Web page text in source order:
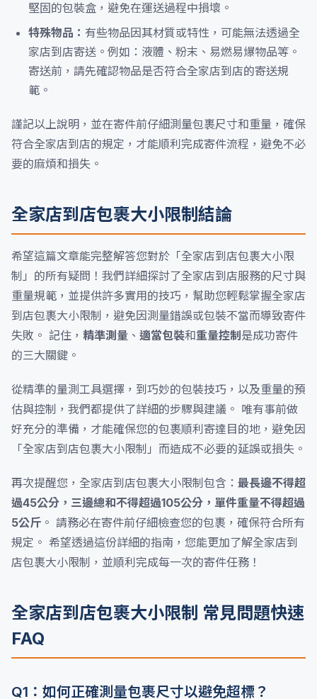
堅固的包裝盒，避免在運送過程中損壞。
特殊物品： 有些物品因其材質或特性，可能無法透過全
家店到店寄送。例如：液體、粉末、易燃易爆物品等。
寄送前，請先確認物品是否符合全家店到店的寄送規
範。
謹記以上說明，並在寄件前仔細測量包裹尺寸和重量，確保
符合全家店到店的規定，才能順利完成寄件流程，避免不必
要的麻煩和損失。
全家店到店包裹大小限制結論
希望這篇文章能完整解答您對於「全家店到店包裹大小限
制」的所有疑問！我們詳細探討了全家店到店服務的尺寸與
重量規範，並提供許多實用的技巧，幫助您輕鬆掌握全家店
到店包裹大小限制，避免因測量錯誤或包裝不當而導致寄件
失敗。 記住， 精準測量 、 適當包裝和重量控制是成功寄件
的三大關鍵。
從精準的量測工具選擇，到巧妙的包裝技巧，以及重量的預
估與控制，我們都提供了詳細的步驟與建議。 唯有事前做
好充分的準備，才能確保您的包裹順利寄達目的地，避免因
「全家店到店包裹大小限制」而造成不必要的延誤或損失。
再次提醒您，全家店到店包裹大小限制包含： 最長邊不得超
過45公分，三邊總和不得超過105公分，單件重量不得超過
5公斤 。 請務必在寄件前仔細檢查您的包裹，確保符合所有
規定。 希望透過這份詳細的指南，您能更加了解全家店到
店包裹大小限制，並順利完成每一次的寄件任務！
全家店到店包裹大小限制 常見問題快速
FAQ
Q1：如何正確測量包裹尺寸以避免超標？